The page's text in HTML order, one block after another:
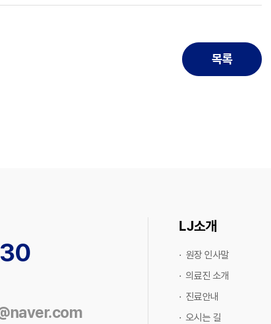
목록
LJ소개
· 원장 인사말
· 의료진 소개
· 진료안내
· 오시는 길